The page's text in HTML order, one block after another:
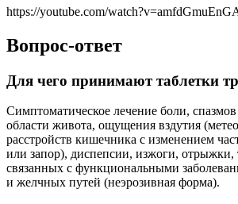
https://youtube.com/
Вопрос-ответ
Для чего принимают таблетки
Симптоматическое лечение боли,
области живота, ощущения вздутия
расстройств кишечника с изменением
или запор), диспепсии, изжоги,
связанных с функциональными
и желчных путей (неэрозивная форма).